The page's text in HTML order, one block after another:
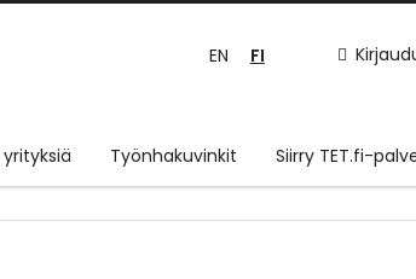
EN FI
Työnhakuvinkit Siirry TET.fi-